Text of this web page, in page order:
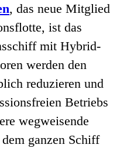
, das neue Mitglied
ist das
mit Hybrid-
werden den
reduzieren und
Betriebs
wegweisende
ganzen Schiff